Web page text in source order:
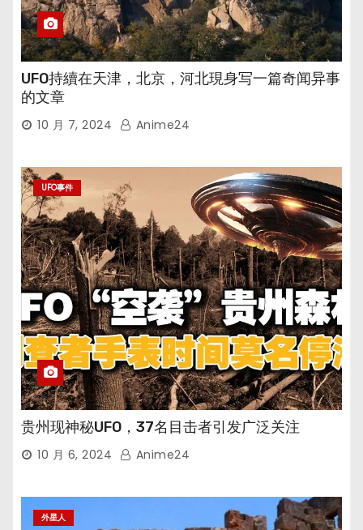
UFO持續在天津，北京，河北現身写一篇奇闻异事
的文章
10 月 7, 2024 Anime24
UFO事件
贵州现神秘UFO，37名目击者引发广泛关注
10 月 6, 2024 Anime24
外星人